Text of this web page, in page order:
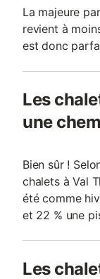
La majeure
revient à
est donc
Les
une
Bien sûr !
chalets à Val
été comme
et 22 % une
Les